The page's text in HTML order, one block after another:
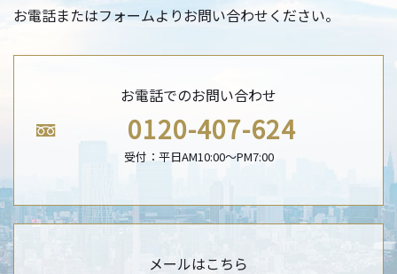
お電話またはフォームよりお問い合わせください。
お電話でのお問い合わせ
0120-407-624
受付：平日AM10:00〜PM7:00
メールはこちら